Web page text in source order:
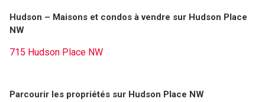
Hudson – Maisons et condos à vendre sur Hudson Place
NW
715 Hudson Place NW
Parcourir les propriétés sur Hudson Place NW